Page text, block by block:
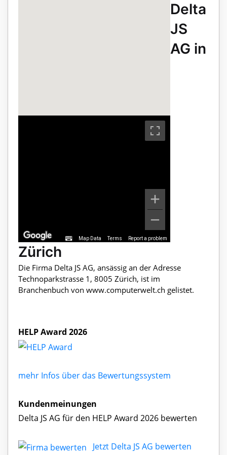
Map Data Terms Report a problem
Delta
JS
AG in
Zürich
Die Firma Delta JS AG, ansässig an der Adresse
Technoparkstrasse 1, 8005 Zürich, ist im
Branchenbuch von www.computerwelt.ch gelistet.
HELP Award 2026
mehr Infos über das Bewertungssystem
Kundenmeinungen
Delta JS AG für den HELP Award 2026 bewerten
Jetzt Delta JS AG bewerten